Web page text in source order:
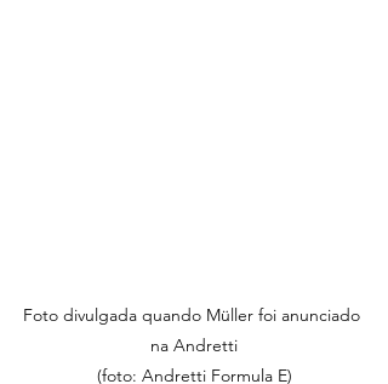
Foto divulgada quando Müller foi anunciado
na Andretti
(foto: Andretti Formula E)